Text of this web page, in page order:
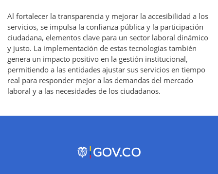
Al fortalecer la transparencia y mejorar la accesibilidad a los
servicios, se impulsa la confianza pública y la participación
ciudadana, elementos clave para un sector laboral dinámico
y justo. La implementación de estas tecnologías también
genera un impacto positivo en la gestión institucional,
permitiendo a las entidades ajustar sus servicios en tiempo
real para responder mejor a las demandas del mercado
laboral y a las necesidades de los ciudadanos.